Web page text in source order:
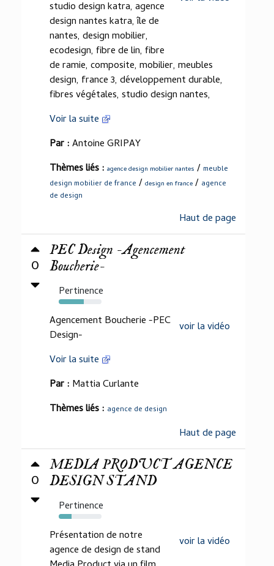
studio design katra, agence
design nantes katra, île de
nantes, design mobilier,
ecodesign, fibre de lin, fibre
de ramie, composite, mobilier, meubles
design, france 3, développement durable,
fibres végétales, studio design nantes,
Voir la suite
Par :Antoine GRIPAY
Thèmes liés : agence design mobilier nantes / meuble
design mobilier de france / design en france / agence
de design
Haut de page
0
PEC Design -Agencement
Boucherie-
Pertinence
58%
voir la vidéo
Agencement Boucherie -PEC
Design-
Voir la suite
Par : Mattia Curlante
Thèmes liés : agence de design
Haut de page
0
MEDIA PRODUCT AGENCE
DESIGN STAND
Pertinence
30%
voir la vidéo
Présentation de notre
agence de design de stand